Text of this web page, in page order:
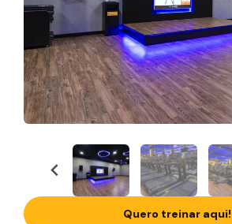
Quero treinar aqui!